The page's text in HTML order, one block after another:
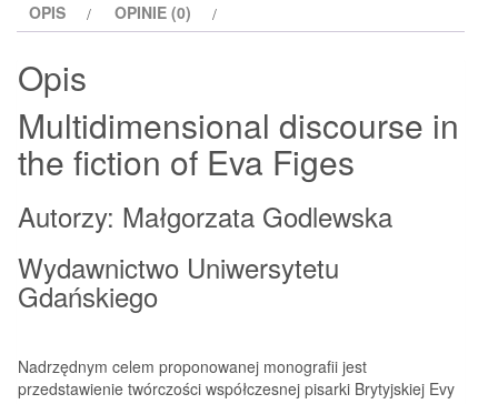
of
Figes
OPIS OPINIE (0)
Opis
Multidimensional discourse in
the fiction of Eva Figes
Autorzy: Małgorzata Godlewska
Wydawnictwo Uniwersytetu
Gdańskiego
Nadrzędnym celem proponowanej monografii jest
przedstawienie twórczości współczesnej pisarki Brytyjskiej Evy